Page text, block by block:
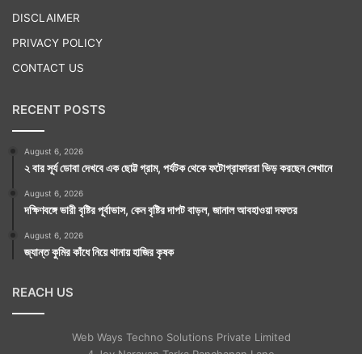
DISCLAIMER
PRIVACY POLICY
CONTACT US
RECENT POSTS
August 6, 2026
২ বার সূর্য ডোবা দেখবে এক ছোট্ট গ্রাম, পর্যটক থেকে ফটোগ্রাফাররা ভিড় করছেন সেখানে
August 6, 2026
দক্ষিণবঙ্গে ভারী বৃষ্টির পূর্বাভাস, কেন বৃষ্টির দাপট বাড়ল, জানাল আবহাওয়া দফতর
August 6, 2026
জ্যান্ত কুমির কাঁধে নিয়ে থানায় হাজির কৃষক
REACH US
Web Ways Techno Solutions Private Limited